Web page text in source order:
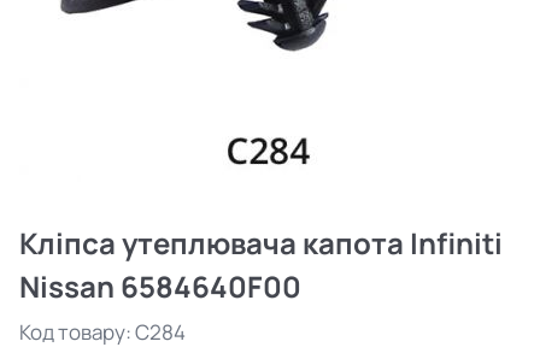
Кліпса утеплювача капота Infiniti
Nissan 6584640F00
Код товару:C284